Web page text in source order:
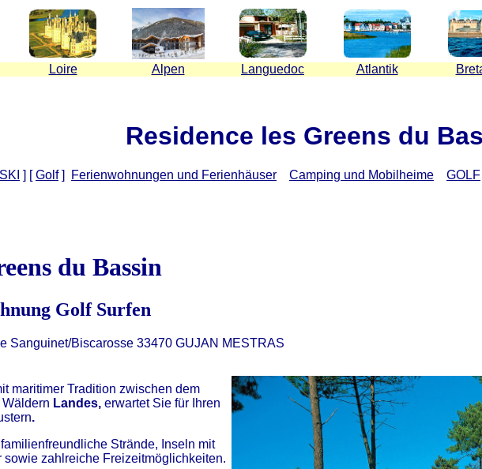
Loire Alpen Languedoc Atlantik
Residence les Greens du
SKI ] [Golf] Ferienwohnungen und Ferienhäuser Camping und Mobilheime GOLF
du Bassin
Golf Surfen
Sanguinet/Biscarosse 33470 GUJAN MESTRAS
maritimer Tradition zwischen dem
Landes, erwartet Sie für Ihren
.
Strände, Inseln mit
zahlreiche Freizeitmöglichkeiten.